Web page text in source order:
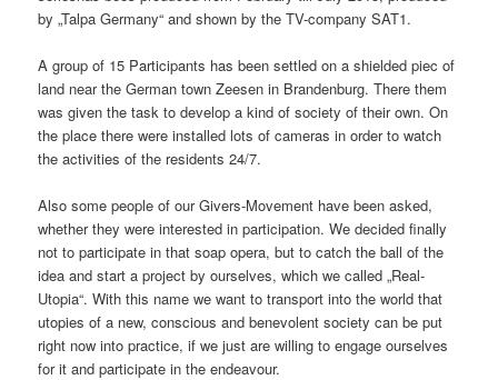
by „Talpa Germany“ and shown by the TV-company SAT1.
A group of 15 Participants has been settled on a shielded piec of
land near the German town Zeesen in Brandenburg. There them
was given the task to develop a kind of society of their own. On
the place there were installed lots of cameras in order to watch
the activities of the residents 24/7.
Also some people of our Givers-Movement have been asked,
whether they were interested in participation. We decided finally
not to participate in that soap opera, but to catch the ball of the
idea and start a project by ourselves, which we called „Real-
Utopia“. With this name we want to transport into the world that
utopies of a new, conscious and benevolent society can be put
right now into practice, if we just are willing to engage ourselves
for it and participate in the endeavour.